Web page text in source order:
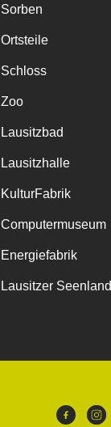
Sorben
Ortsteile
Schloss
Zoo
Lausitzbad
Lausitzhalle
KulturFabrik
Computermuseum
Energiefabrik
Lausitzer Seenland